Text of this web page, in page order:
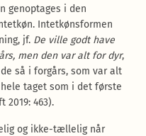
genoptages i den
Intetkønsformen
jf. De ville godt have
men den var alt for dyr,
så i forgårs, som var alt
taget som i det første
463).
og ikke-tællelig når